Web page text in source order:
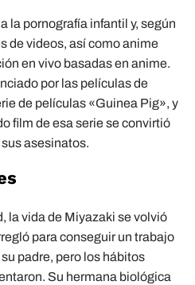
la pornografía infantil y, según
de videos, así como anime
en vivo basadas en anime.
por las películas de
de películas «Guinea Pig», y
film de esa serie se convirtió
asesinatos.
la vida de Miyazaki se volvió
para conseguir un trabajo
padre, pero los hábitos
Su hermana biológica